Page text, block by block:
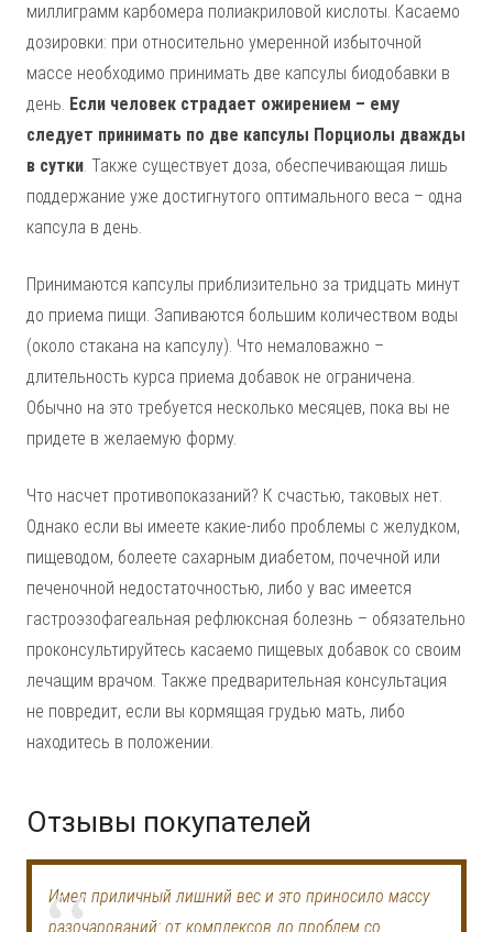
миллиграмм карбомера полиакриловой кислоты. Касаемо
дозировки: при относительно умеренной избыточной
массе необходимо принимать две капсулы биодобавки в
день. Если человек страдает ожирением – ему
следует принимать по две капсулы Порциолы дважды
в сутки. Также существует доза, обеспечивающая лишь
поддержание уже достигнутого оптимального веса – одна
капсула в день.
Принимаются капсулы приблизительно за тридцать минут
до приема пищи. Запиваются большим количеством воды
(около стакана на капсулу). Что немаловажно –
длительность курса приема добавок не ограничена.
Обычно на это требуется несколько месяцев, пока вы не
придете в желаемую форму.
Что насчет противопоказаний? К счастью, таковых нет.
Однако если вы имеете какие-либо проблемы с желудком,
пищеводом, болеете сахарным диабетом, почечной или
печеночной недостаточностью, либо у вас имеется
гастроэзофагеальная рефлюксная болезнь – обязательно
проконсультируйтесь касаемо пищевых добавок со своим
лечащим врачом. Также предварительная консультация
не повредит, если вы кормящая грудью мать, либо
находитесь в положении.
Отзывы покупателей
Имел приличный лишний вес и это приносило массу
разочарований: от комплексов до проблем со